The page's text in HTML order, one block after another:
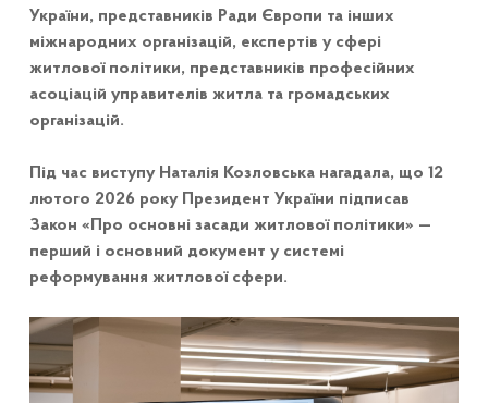
України, представників Ради Європи та інших
міжнародних організацій, експертів у сфері
житлової політики, представників професійних
асоціацій управителів житла та громадських
організацій.
Під час виступу Наталія Козловська нагадала, що 12
лютого 2026 року Президент України підписав
Закон «Про основні засади житлової політики» —
перший і основний документ у системі
реформування житлової сфери.